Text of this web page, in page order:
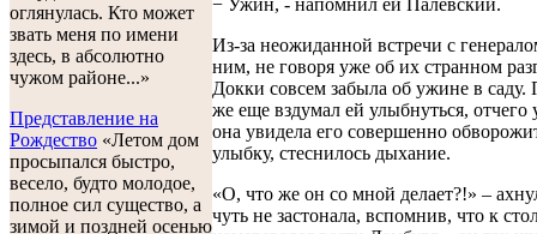
оглянулась. Кто может
звать меня по имени
здесь, в абсолютно
чужом районе...»
Представление на
Рождество «Летом дом
просыпался быстро,
весело, будто молодое,
полное сил существо, а
зимой и поздней осенью
Из-за неожиданной встречи с
ним, не говоря уже об их странном
Докки совсем забыла об ужине в саду.
же еще вздумал ей улыбнуться, отчего
она увидела его совершенно
улыбку, стеснилось дыхание.
«О, что же он со мной делает?!» –
чуть не застонала, вспомнив, что к